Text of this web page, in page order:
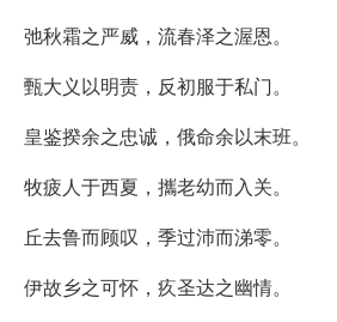
弛秋霜之严威，流春泽之渥恩。
甄大义以明责，反初服于私门。
皇鉴揆余之忠诚，俄命余以末班。
牧疲人于西夏，攜老幼而入关。
丘去鲁而顾叹，季过沛而涕零。
伊故乡之可怀，疚圣达之幽情。